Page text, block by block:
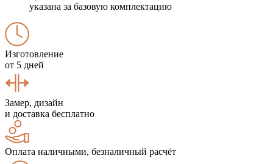
указана за базовую комплектацию
Изготовление
от 5 дней
Замер, дизайн
и доставка бесплатно
Оплата наличными, безналичный расчёт